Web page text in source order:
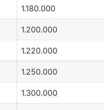
1.180.000
1.200.000
1.220.000
1.250.000
1.300.000